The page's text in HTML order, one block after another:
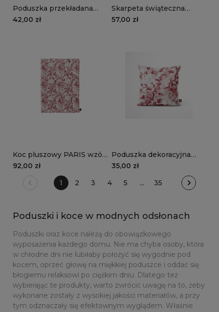
Poduszka przekładana
MANCHESTER LN01 |
42,00 zł
Skarpeta świąteczna
MANCHESTER LN01 |
57,00 zł
Koc pluszowy PARIS wzór
PR09 | kwiat wiśni
92,00 zł
Poduszka dekoracyjna
PARIS wzór PR09 | kwiat
35,00 zł
1
2 3 4 5 ... 35
Poduszki i koce w modnych odsłonach
Poduszki oraz koce należą do obowiązkowego
wyposażenia każdego domu. Nie ma chyba osoby, która
w chłodne dni nie lubiłaby położyć się wygodnie pod
kocem, oprzeć głowę na miękkiej poduszce i oddać się
błogiemu relaksowi po ciężkim dniu. Dlatego też
wybierając te produkty, warto zwrócić uwagę na to, żeby
wykonane zostały z wysokiej jakości materiałów, a przy
tym odznaczały się efektownym wyglądem. Właśnie